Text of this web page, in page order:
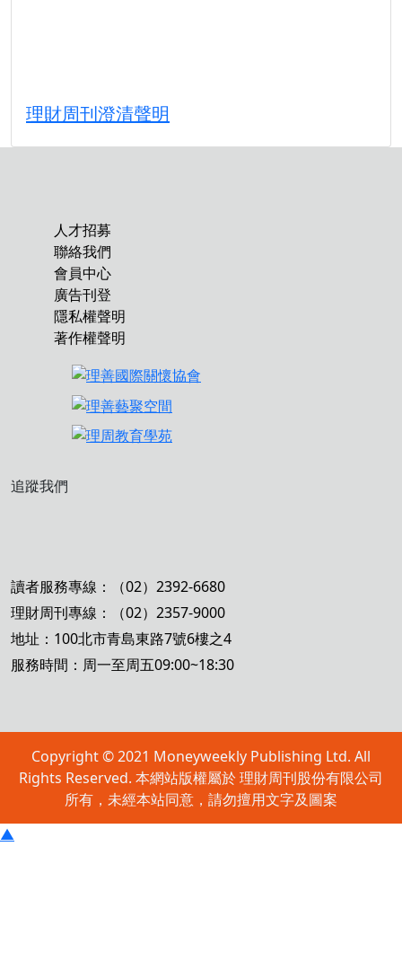
理財周刊澄清聲明
人才招募
聯絡我們
會員中心
廣告刊登
隱私權聲明
著作權聲明
追蹤我們
讀者服務專線：（02）2392-6680
理財周刊專線：（02）2357-9000
地址：100北市青島東路7號6樓之4
服務時間：周一至周五09:00~18:30
Copyright © 2021 Moneyweekly Publishing Ltd. All
Rights Reserved. 本網站版權屬於 理財周刊股份有限公司
所有，未經本站同意，請勿擅用文字及圖案
▲